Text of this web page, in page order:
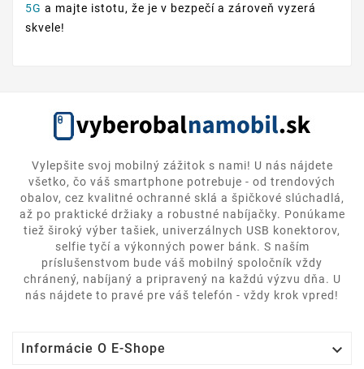
5G a majte istotu, že je v bezpečí a zároveň vyzerá
skvele!
Vylepšite svoj mobilný zážitok s nami! U nás nájdete
všetko, čo váš smartphone potrebuje - od trendových
obalov, cez kvalitné ochranné sklá a špičkové slúchadlá,
až po praktické držiaky a robustné nabíjačky. Ponúkame
tiež široký výber tašiek, univerzálnych USB konektorov,
selfie tyčí a výkonných power bánk. S naším
príslušenstvom bude váš mobilný spoločník vždy
chránený, nabíjaný a pripravený na každú výzvu dňa. U
nás nájdete to pravé pre váš telefón - vždy krok vpred!
Informácie O E-Shope 